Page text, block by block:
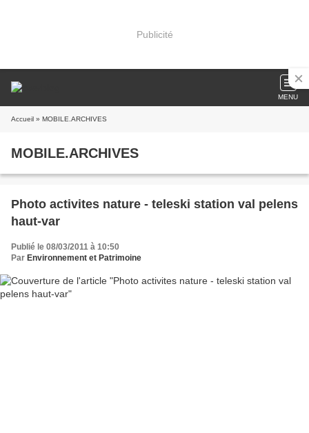
Publicité
MENU
Accueil » MOBILE.ARCHIVES
MOBILE.ARCHIVES
Photo activites nature - teleski station val pelens
haut-var
Publié le 08/03/2011 à 10:50
Par Environnement et Patrimoine